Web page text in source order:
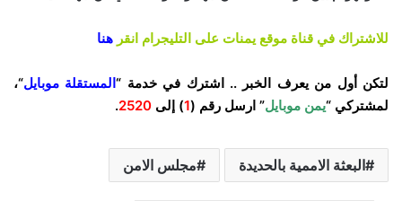
للاشتراك في قناة موقع يمنات على التليجرام انقر هنا
لتكن أول من يعرف الخبر .. اشترك في خدمة “المستقلة موبايل“،
لمشتركي “يمن موبايل” ارسل رقم (1) إلى 2520
.
البعثة الاممية بالحديدة مجلس الامن